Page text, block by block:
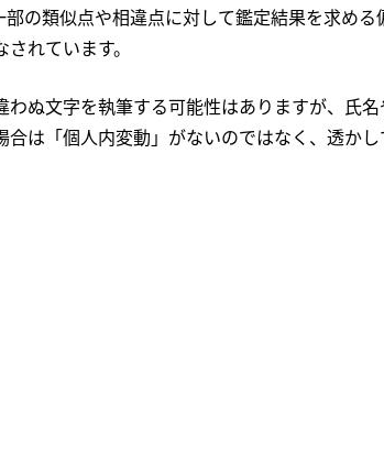
の類似点や相違点に対して鑑定結果を求め
れています。
ぬ文字を執筆する可能性はありますが、氏
は「個人内変動」がないのではなく、透か